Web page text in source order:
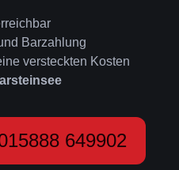
Barzahlung
versteckten Kosten
649902